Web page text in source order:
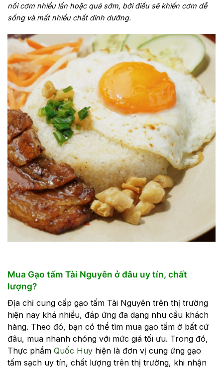
nồi cơm nhiều lần hoặc quá sớm, bởi điều sẽ khiến cơm dễ
sống và mất nhiều chất dinh dưỡng.
Mua Gạo tấm Tài Nguyên ở đâu uy tín, chất
lượng?
Địa chỉ cung cấp gạo tấm Tài Nguyên trên thị trường
hiện nay khá nhiều, đáp ứng đa dạng nhu cầu khách
hàng. Theo đó, bạn có thể tìm mua gạo tấm ở bất cứ
đâu, mua nhanh chóng với mức giá tối ưu. Trong đó,
Thực phẩm Quốc Huy hiện là đơn vị cung ứng gạo
tấm sạch uy tín, chất lượng trên thị trường, khi nhận